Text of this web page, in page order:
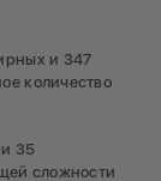
и 347
количество
35
сложности